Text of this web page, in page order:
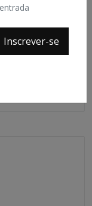
Inscrever-se